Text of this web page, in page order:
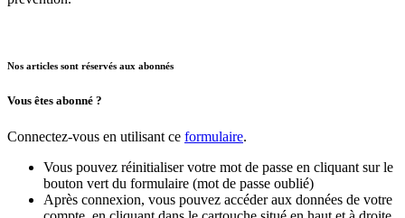
Nos articles sont réservés aux abonnés
Vous êtes abonné ?
Connectez-vous en utilisant ce formulaire.
Vous pouvez réinitialiser votre mot de passe en cliquant sur le
bouton vert du formulaire (mot de passe oublié)
Après connexion, vous pouvez accéder aux données de votre